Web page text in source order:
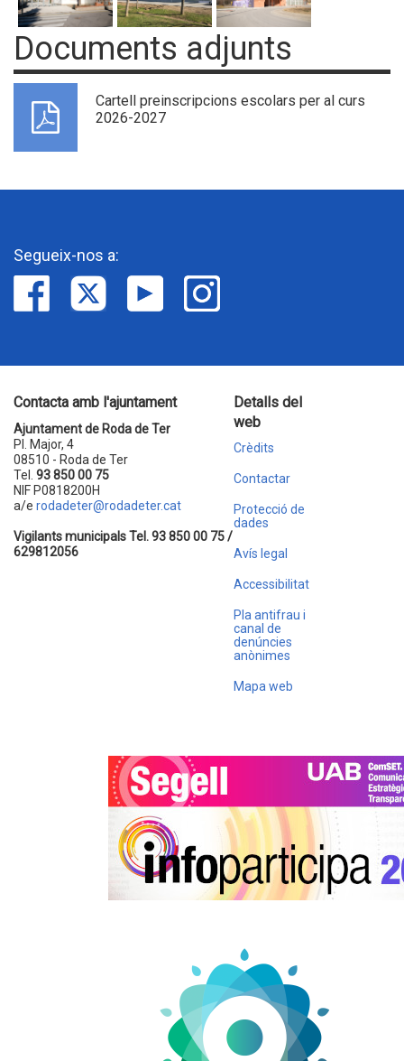
Documents adjunts
Cartell preinscripcions escolars per al curs
2026-2027
Segueix-nos a:
Contacta amb l'ajuntament
Ajuntament de Roda de Ter
Pl. Major, 4
08510 - Roda de Ter
Tel. 93 850 00 75
NIF P0818200H
a/e rodadeter@rodadeter.cat
Vigilants municipals Tel. 93 850 00 75 /
629812056
Detalls del
web
Crèdits
Contactar
Protecció de
dades
Avís legal
Accessibilitat
Pla antifrau i
canal de
denúncies
anònimes
Mapa web